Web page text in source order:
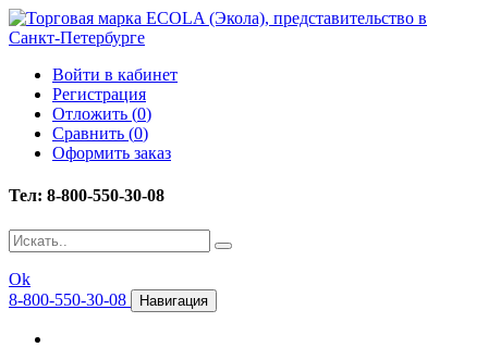
Войти в кабинет
Регистрация
Отложить (0)
Сравнить (0)
Оформить заказ
Тел: 8-800-550-30-08
Ok
8-800-550-30-08
Навигация